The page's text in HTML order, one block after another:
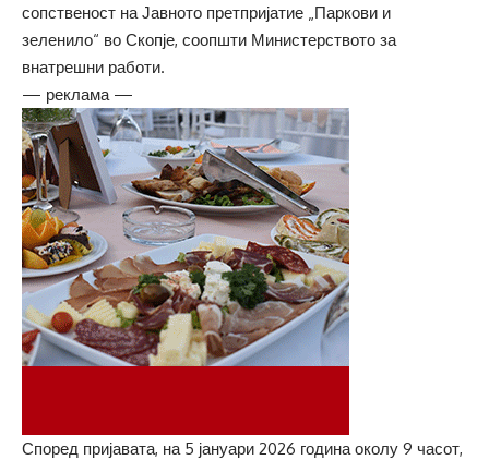
сопственост на Јавното претпријатие „Паркови и
зеленило“ во Скопје, соопшти Министерството за
внатрешни работи.
— реклама —
Според пријавата, на 5 јануари 2026 година околу 9 часот,